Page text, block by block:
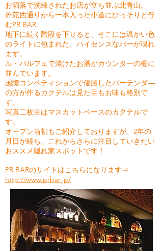
お洒落で洗練されたお店が立ち並ぶ北青山。
外苑西通りから一本入った小道にひっそりと佇
むPR BAR.
地下に続く階段を下りると、そこには温かい色
のライトに包まれた、ハイセンスなバーが現れ
ます。
ル・パルフェで漬けたお酒がカウンターの棚に
並んでいます。
国際コンペティションで優勝したバーテンダ―
の方が作るカクテルは見た目もお味も格別で
す。
写真二枚目はマスカットベースのカクテルで
す。
オープン当初もご紹介しておりますが、2年の
月日が経ち、これからさらに注目していきたい
おススメ隠れ家スポットです！
PR BARのサイトはこちらになります⇒
http://www.prbar.jp/